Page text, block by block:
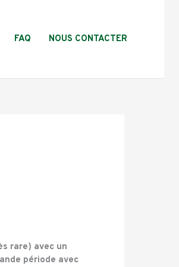
FAQ NOUS CONTACTER
rare) avec un
période avec